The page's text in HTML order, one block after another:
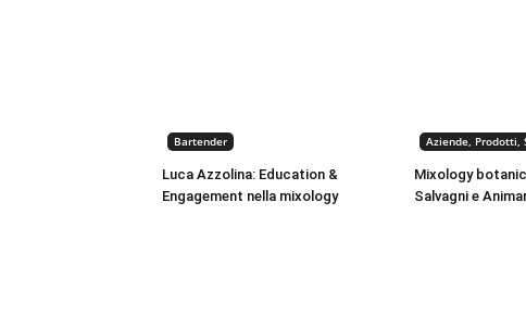
Bartender
Luca Azzolina: Education &
Engagement nella mixology
Aziende, Prodotti,
Mixology
Salvagni e